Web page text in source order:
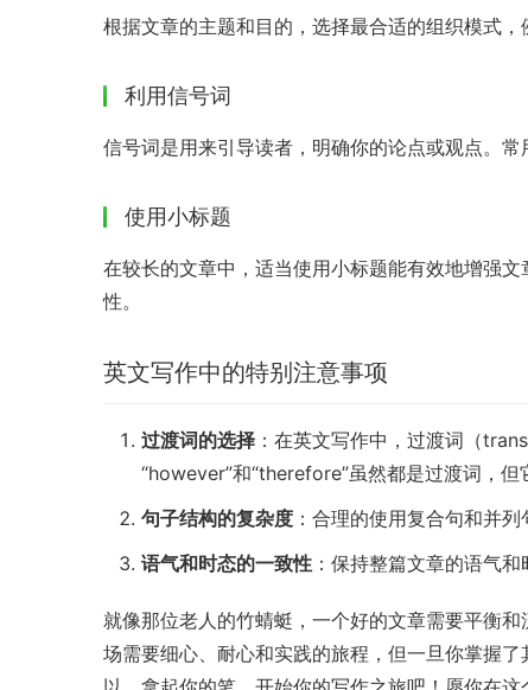
根据文章的主题和目的，选择最合适的组织模式，
利用信号词
信号词是用来引导读者，明确你的论点或观点。常
使用小标题
在较长的文章中，适当使用小标题能有效地增强
性。
英文写作中的特别注意事项
过渡词的选择 ：在英文写作中，过渡词（
“however”和“therefore”虽然都是过渡词，但
句子结构的复杂度 ：合理的使用复合句和并
语气和时态的一致性 ：保持整篇文章的语气
就像那位老人的竹蜻蜓，一个好的文章需要平衡
场需要细心、耐心和实践的旅程，但一旦你掌握